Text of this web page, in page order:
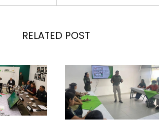
RELATED POST